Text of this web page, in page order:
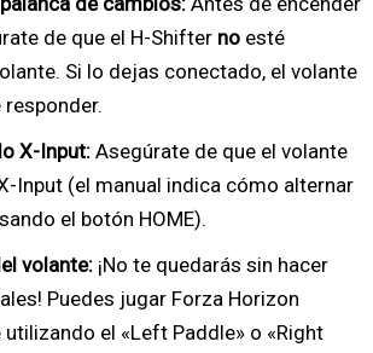
de que el H-Shifter no esté
Si lo dejas conectado, el volante
X-Input:Asegúrate de que el volante
Input (el manual indica cómo alternar
el botón HOME).
volante: ¡No te quedarás sin hacer
Puedes jugar Forza Horizon
el «Left Paddle» o «Right